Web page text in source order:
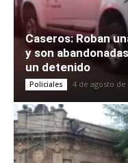
Caseros: Roban
y son
un detenido
Policiales 4 de agosto de